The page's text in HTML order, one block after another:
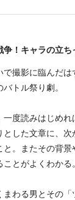
！キャラの立ち
撮影に臨んだ
トル祭り劇。
度読みはじめれ
した文章に、
。またその背
とがよくわかる。
わる男とその「